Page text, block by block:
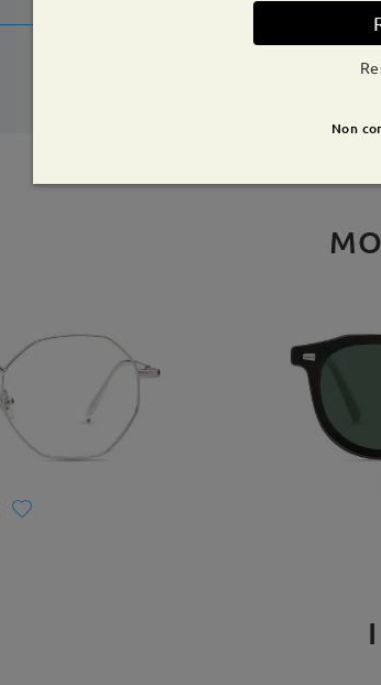
tempi di spedizione
dettagli
Non